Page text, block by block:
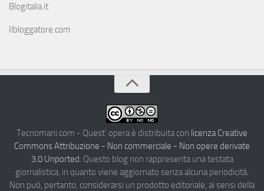
Blogitalia.it
Ilbloggatore.com
Tecnomani.com - Quest' opera è distribuita con licenza Creative
Commons Attribuzione - Non commerciale - Non opere derivate
3.0 Unported. Questo blog non rappresenta una testata
giornalistica, in quanto viene aggiornato senza alcuna periodicità.
Non può, pertanto, considerarsi un prodotto editoriale, ai sensi della